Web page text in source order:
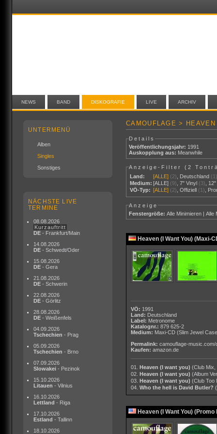
NEWS BAND DISKOGRAFIE LIVE ARCHIV
UNTERMENÜ
Alben
Singles
Sonstiges
NÄCHSTE LIVE
TERMINE
08.08.2026
Kurzauftritt
DE - Frankfurt/Main
14.08.2026
DE - Schwedt/Oder
15.08.2026
DE - Gera
21.08.2026
DE - Schwerin
22.08.2026
DE - Görlitz
28.08.2026
DE - Weißenfels
04.09.2026
Tschechien - Prag
05.09.2026
Tschechien - Brno
07.09.2026
Slowakei - Pezinok
15.10.2026
Litauen - Vilnius
16.10.2026
Lettland - Riga
17.10.2026
Estland - Tallinn
18.10.2026
CAMOUFLAGE >
Details
Veröffentlichungsjahr: 1991
Auskopplung aus: Meanwhile
Anzeige-Filter (2
Land:
[ALLE] (2) Deutschland
Medium: [ALLE] (9) ,7" Vinyl (3)
VÖ-Typ: [ALLE] (2) ,Offiziell (1)
Anzeige
Fenstergröße: Alle Minimieren |Alle
Heaven (I Want You) (Maxi-
VÖ: 1991
Land: Deutschland
Label: Metronome
Katalognr.: 879 625-2
Medium: Maxi-CD(Slim Jewel
Permalink: camouflage-music.com/
Kaufen: amazon.de
01. Heaven (I want you) (Club Mix,
02.
Heaven (I want you) (Album
03.
Heaven (I want you) (Club Too
04. Who the hell is David Butler?
Heaven (I Want You) (Promo